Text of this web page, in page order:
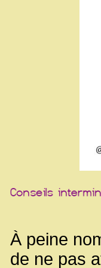
À peine
de ne pas